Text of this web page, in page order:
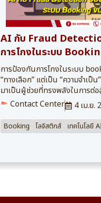
AI กับ Fraud
การโกงในระบบ
การป้องกันการโกงในระบบ
“ทางเลือก” แต่เป็น “ความจำเป็น
มาเป็นผู้ช่วยที่ทรงพลังในการต่
Contact Center
4 เม.ย.
Booking โลจิสติกส์ เทคโนโลยี